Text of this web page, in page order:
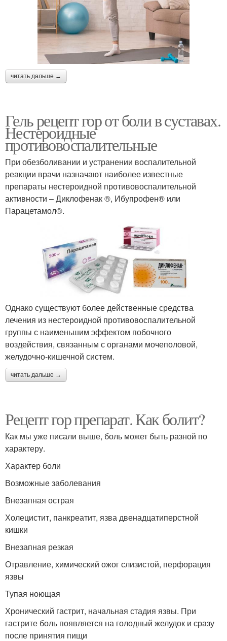
читать дальше →
Гель рецепт гор от боли в суставах.
Нестероидные
противовоспалительные
При обезболивании и устранении воспалительной
реакции врачи назначают наиболее известные
препараты нестероидной противовоспалительной
активности – Диклофенак ®, Ибупрофен® или
Парацетамол®.
Однако существуют более действенные средства
лечения из нестероидной противовоспалительной
группы с наименьшим эффектом побочного
воздействия, связанным с органами мочеполовой,
желудочно-кишечной систем.
читать дальше →
Рецепт гор препарат. Как болит?
Как мы уже писали выше, боль может быть разной по
характеру.
Характер боли
Возможные заболевания
Внезапная острая
Холецистит, панкреатит, язва двенадцатиперстной
кишки
Внезапная резкая
Отравление, химический ожог слизистой, перфорация
язвы
Тупая ноющая
Хронический гастрит, начальная стадия язвы. При
гастрите боль появляется на голодный желудок и сразу
после принятия пищи